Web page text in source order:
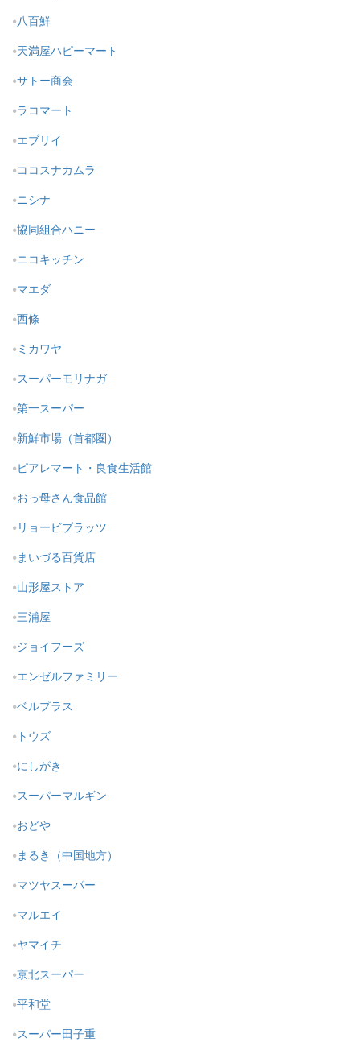
八百鮮
天満屋ハピーマート
サトー商会
ラコマート
エブリイ
ココスナカムラ
ニシナ
協同組合ハニー
ニコキッチン
マエダ
西條
ミカワヤ
スーパーモリナガ
第一スーパー
新鮮市場（首都圏）
ピアレマート・良食生活館
おっ母さん食品館
リョービプラッツ
まいづる百貨店
山形屋ストア
三浦屋
ジョイフーズ
エンゼルファミリー
ベルプラス
トウズ
にしがき
スーパーマルギン
おどや
まるき（中国地方）
マツヤスーパー
マルエイ
ヤマイチ
京北スーパー
平和堂
スーパー田子重